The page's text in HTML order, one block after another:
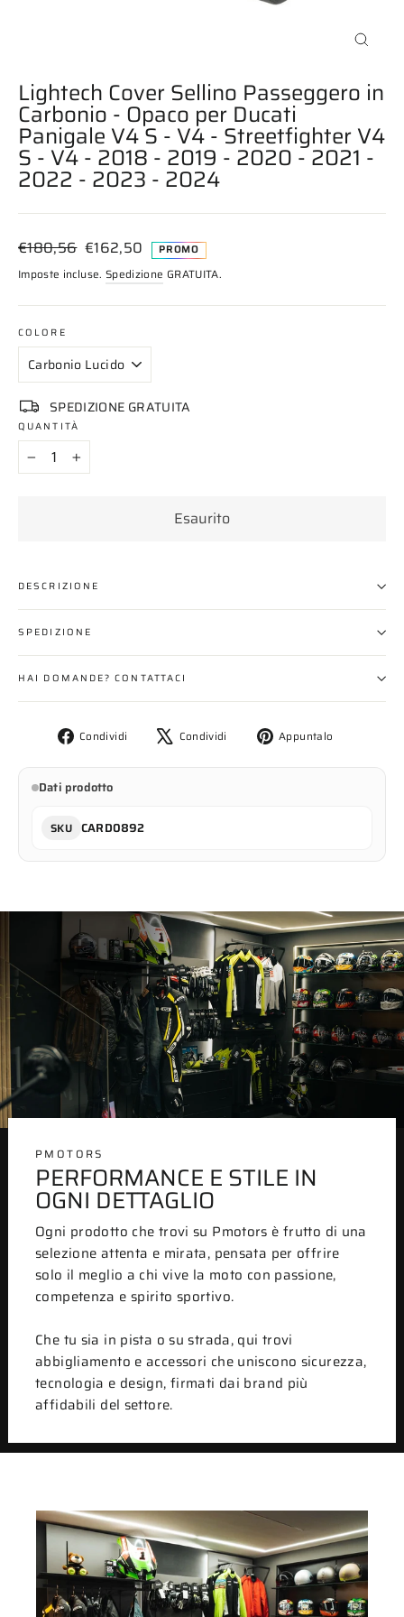
Lightech Cover Sellino Passeggero in
Carbonio - Opaco per Ducati
Panigale V4 S - V4 - Streetfighter V4
S - V4 - 2018 - 2019 - 2020 - 2021 -
2022 - 2023 - 2024
Prezzo
di
listino
€180,56 Prezzo
scontato
€162,50 PROMO
Imposte incluse. Spedizione GRATUITA.
COLORE
SPEDIZIONE GRATUITA
QUANTITÀ
+
Esaurito
DESCRIZIONE
SPEDIZIONE
HAI DOMANDE? CONTATTACI
Condividi
Condividi
Facebook
Condividi
Twitta
X
Appuntalo
pin
Dati prodotto
SKU CARD0892
PMOTORS
PERFORMANCE E STILE IN
OGNI DETTAGLIO
Ogni prodotto che trovi su Pmotors è frutto di una
selezione attenta e mirata, pensata per offrire
solo il meglio a chi vive la moto con passione,
competenza e spirito sportivo.
Che tu sia in pista o su strada, qui trovi
abbigliamento e accessori che uniscono sicurezza,
tecnologia e design, firmati dai brand più
affidabili del settore.